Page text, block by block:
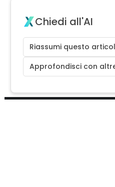
Chiedi all'AI
Riassumi questo
Approfondisci con